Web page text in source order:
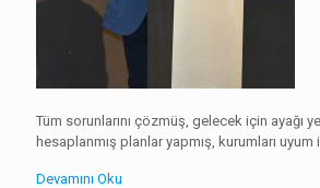
Tüm sorunlarını çözmüş, gelecek için ayağı
hesaplanmış planlar yapmış, kurumları uyum
Devamını Oku